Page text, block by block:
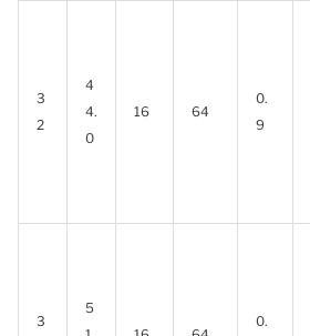
3
2
4
4.
0
16 64
0.
9
3
5
0.